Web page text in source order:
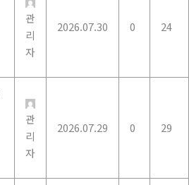
관
리
자
2026.07.30 0 24
관
리
자
2026.07.29 0 29